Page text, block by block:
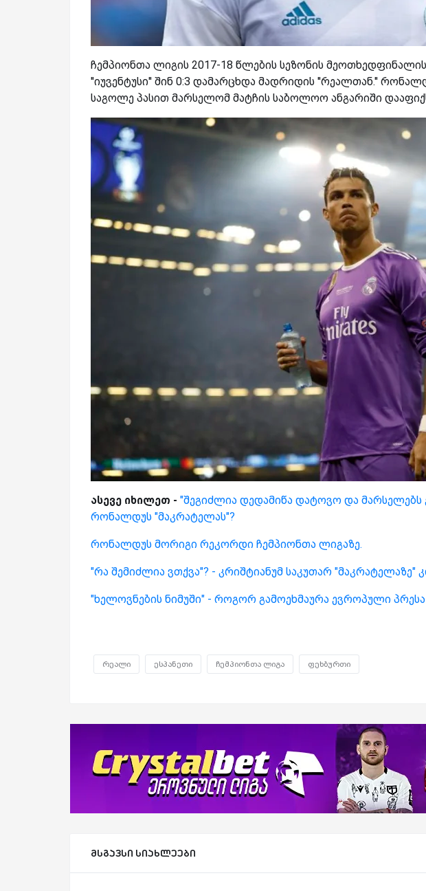
ჩემპიონთა ლიგის 2017-18 წლების სეზონის
''იუვენტუსი'' შინ 0:3 დამარცხდა მადრიდის ''რეალთან.''
საგოლე პასით მარსელომ მატჩის საბოლოო ანგარიში
ასევე იხილეთ - "შეგიძლია დედამიწა დატოვო და
რონალდუს "მაკრატელას"?
რონალდუს მორიგი რეკორდი ჩემპიონთა ლიგაზე.
"რა შემიძლია ვთქვა"? - კრიშტიანუმ საკუთარ "მაკრატელაზე"
"ხელოვნების ნიმუში" - როგორ გამოეხმაურა ევროპული
რეალი ესპანეთი ჩემპიონთა ლიგა ფეხბურთი
მსგავსი სიახლეები